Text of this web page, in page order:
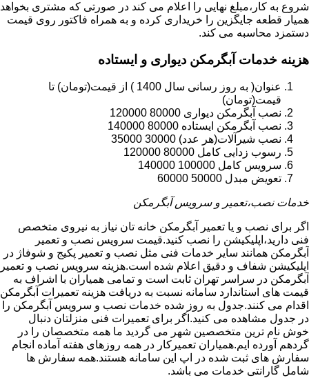
شروع به کار،مبلغ نهایی را اعلام می کند در صورتی که مشتری بخواهد
همیار قطعه جایگزین را خریداری کرده و به همراه فاکتور روی قیمت
دستمزد محاسبه می کند.
هزینه خدمات آبگرمکن دیواری و ایستاده
عنوان( به روز رسانی سال 1400 ) از قیمت(تومان) تا
قیمت(تومان)
نصب آبگرمکن دیواری 80000 120000
نصب آبگرمکن ایستاده 80000 140000
نصب شیرآلات(هر عدد) 30000 35000
رسوب زدایی کامل 80000 120000
سرویس کامل 100000 140000
تعویض مبدل 50000 60000
خدمات نصب،تعمیر و سرویس آبگرمکن
اگر برای نصب و یا تعمیر آبگرمکن خانه تان نیاز به نیروی متخصص
فنی دارید،اپلیکیشن را نصب کنید.قیمت سرویس نصب و تعمیر
آبگرمکن همانند سایر خدمات فنی مثل نصب و تعمیر پکیج و شوفاژ در
اپلیکیشن شفاف و دقیق اعلام شده است.هزینه سرویس نصب و تعمیر
آبگرمکن در سراسر تهران ثابت است و تمامی همیاران با اشراف به
قیمت های استاندارد سامانه نسبت به دریافت هزینه تعمیرات آبگرمکن
اقدام می کنند.جدول به روز شده خدمات نصب و سرویس آبگرمکن را
در جدول مشاهده می کنید.اگر برای تعمیرات فنی منزلتان دنبال
خوش نام ترین متخصصین شهر می گردید ما همه متخصصان را در
گردهم آورده ایم.همیاران تعمیرکار در همه روزهای هفته آماده انجام
سفارش های ثبت شده در اپ این سامانه هستند.همه سفارش ها
شامل گارانتی خدمات می باشد.